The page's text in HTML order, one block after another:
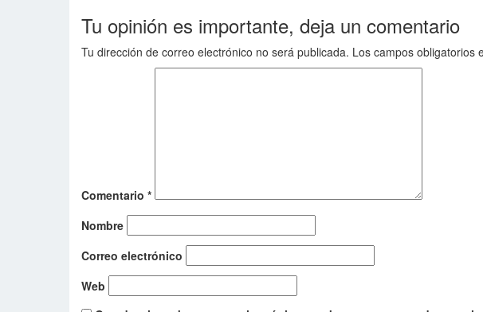
Tu opinión es importante, deja un comentario
Tu dirección de correo electrónico no será publicada. Los campos obligatorios
Comentario *
Nombre
Correo electrónico
Web